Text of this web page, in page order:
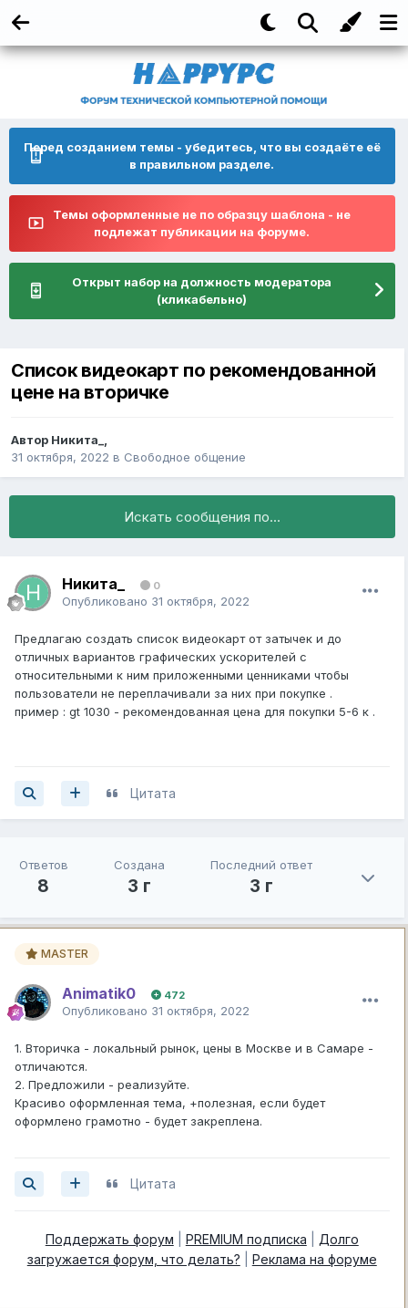
Перед созданием темы - убедитесь, что вы создаёте её
в правильном разделе.
Темы оформленные не по образцу шаблона - не
подлежат публикации на форуме.
Открыт набор на должность модератора
(кликабельно)
Список видеокарт по рекомендованной
цене на вторичке
Автор Никита_,
31 октября, 2022 в Свободное общение
Искать сообщения по...
Никита_ 0
Опубликовано 31 октября, 2022
Предлагаю создать список видеокарт от затычек и до
отличных вариантов графических ускорителей с
относительными к ним приложенными ценниками чтобы
пользователи не переплачивали за них при покупке .
пример : gt 1030 - рекомендованная цена для покупки 5-6 к .
Цитата
Ответов
8
Создана
3 г
Последний ответ
3 г
MASTER
Animatik0 472
Опубликовано 31 октября, 2022
1. Вторичка - локальный рынок, цены в Москве и в Самаре -
отличаются.
2. Предложили - реализуйте.
Красиво оформленная тема, +полезная, если будет
оформлено грамотно - будет закреплена.
Цитата
Поддержать форум PREMIUM подписка
Долго
загружается форум, что делать?
Реклама на форуме